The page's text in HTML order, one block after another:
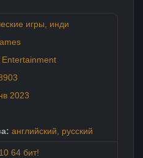
игры
инди
Entertainment
2023
английский русский
64 бит!